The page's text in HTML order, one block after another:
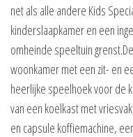
net als alle andere Kids
kinderslaapkamer en een
omheinde speeltuin
woonkamer met een zit- en
heerlijke speelhoek voor de
van een koelkast met
en capsule koffiemachine,